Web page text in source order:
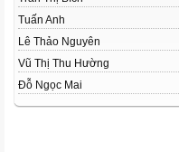
Tuấn Anh
Lê Thảo Nguyên
Vũ Thị Thu Hường
Đỗ Ngọc Mai